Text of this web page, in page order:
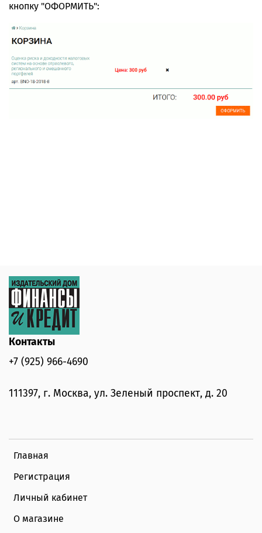
кнопку "ОФОРМИТЬ":
Главная
Регистрация
Личный кабинет
О магазине
Контакты
+7 (925) 966-4690
111397, г. Москва, ул. Зеленый проспект, д. 20